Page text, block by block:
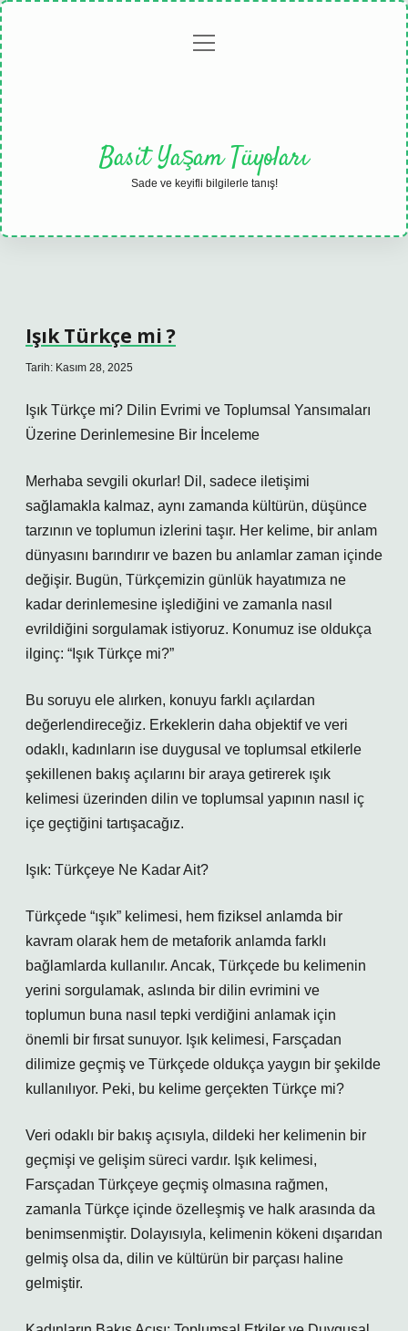
Gizlilikmenüyü
Basit Yaşam Tüyoları
Sade ve keyifli bilgilerle tanış!
Işık Türkçe mi ?
Tarih: Kasım 28, 2025
Işık Türkçe mi? Dilin Evrimi ve Toplumsal Yansımaları
Üzerine Derinlemesine Bir İnceleme
Merhaba sevgili okurlar! Dil, sadece iletişimi
sağlamakla kalmaz, aynı zamanda kültürün, düşünce
tarzının ve toplumun izlerini taşır. Her kelime, bir anlam
dünyasını barındırır ve bazen bu anlamlar zaman içinde
değişir. Bugün, Türkçemizin günlük hayatımıza ne
kadar derinlemesine işlediğini ve zamanla nasıl
evrildiğini sorgulamak istiyoruz. Konumuz ise oldukça
ilginç: “Işık Türkçe mi?”
Bu soruyu ele alırken, konuyu farklı açılardan
değerlendireceğiz. Erkeklerin daha objektif ve veri
odaklı, kadınların ise duygusal ve toplumsal etkilerle
şekillenen bakış açılarını bir araya getirerek ışık
kelimesi üzerinden dilin ve toplumsal yapının nasıl iç
içe geçtiğini tartışacağız.
Işık: Türkçeye Ne Kadar Ait?
Türkçede “ışık” kelimesi, hem fiziksel anlamda bir
kavram olarak hem de metaforik anlamda farklı
bağlamlarda kullanılır. Ancak, Türkçede bu kelimenin
yerini sorgulamak, aslında bir dilin evrimini ve
toplumun buna nasıl tepki verdiğini anlamak için
önemli bir fırsat sunuyor. Işık kelimesi, Farsçadan
dilimize geçmiş ve Türkçede oldukça yaygın bir şekilde
kullanılıyor. Peki, bu kelime gerçekten Türkçe mi?
Veri odaklı bir bakış açısıyla, dildeki her kelimenin bir
geçmişi ve gelişim süreci vardır. Işık kelimesi,
Farsçadan Türkçeye geçmiş olmasına rağmen,
zamanla Türkçe içinde özelleşmiş ve halk arasında da
benimsenmiştir. Dolayısıyla, kelimenin kökeni dışarıdan
gelmiş olsa da, dilin ve kültürün bir parçası haline
gelmiştir.